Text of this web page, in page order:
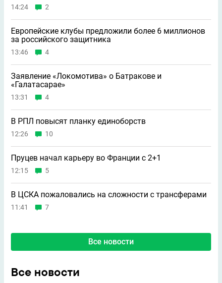
14:24 2
Европейские клубы предложили более 6 миллионов
за российского защитника
13:46 4
Заявление «Локомотива» о Батракове и
«Галатасарае»
13:31 4
В РПЛ повысят планку единоборств
12:26 10
Пруцев начал карьеру во Франции с 2+1
12:15 5
В ЦСКА пожаловались на сложности с трансферами
11:41 7
Все новости
Все новости